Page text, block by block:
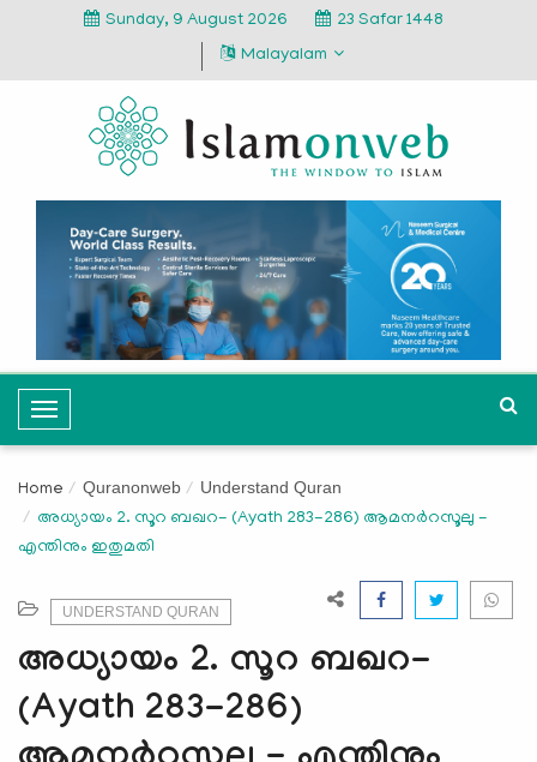
Sunday, 9 August 2026
23 Safar 1448
Malayalam
T
o
g
l
e
v
i
g
Home Quranonweb Understand Quran
അധ്യായം 2. സൂറ ബഖറ- (Ayath 283-286) ആമനർറസൂലു -
എന്തിനും ഇതുമതി
UNDERSTAND QURAN
അധ്യായം 2. സൂറ ബഖറ-
(Ayath 283-286)